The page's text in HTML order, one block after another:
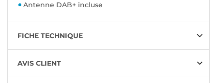
Antenne DAB+ incluse
FICHE TECHNIQUE
AVIS CLIENT